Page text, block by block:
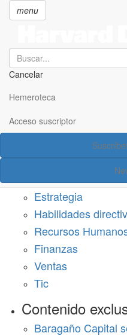
principal
menu
Search
Cancelar
Hemeroteca
Acceso suscriptor
Acceso
Estrategia
Habilidades
Recursos
Finanzas
Ventas
Tic
Contenido
Baragaño Capital